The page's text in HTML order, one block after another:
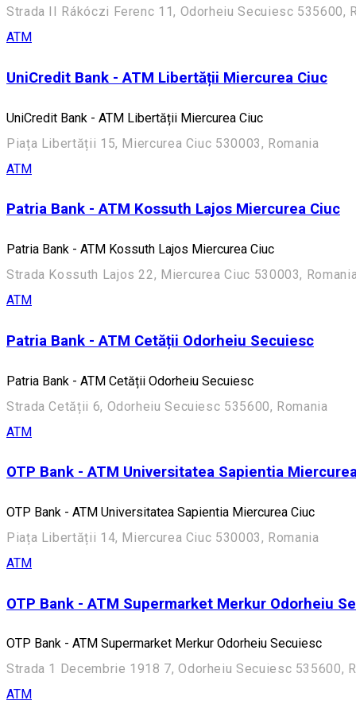
Strada II Rákóczi Ferenc 11, Odorheiu Secuiesc 535600,
ATM
UniCredit Bank - ATM Libertății Miercurea Ciuc
UniCredit Bank - ATM Libertății Miercurea Ciuc
Piața Libertății 15, Miercurea Ciuc 530003, Romania
ATM
Patria Bank - ATM Kossuth Lajos Miercurea Ciuc
Patria Bank - ATM Kossuth Lajos Miercurea Ciuc
Strada Kossuth Lajos 22, Miercurea Ciuc 530003,
ATM
Patria Bank - ATM Cetății Odorheiu Secuiesc
Patria Bank - ATM Cetății Odorheiu Secuiesc
Strada Cetății 6, Odorheiu Secuiesc 535600, Romania
ATM
OTP Bank - ATM Universitatea Sapientia
OTP Bank - ATM Universitatea Sapientia Miercurea Ciuc
Piața Libertății 14, Miercurea Ciuc 530003, Romania
ATM
OTP Bank - ATM Supermarket Merkur Odorheiu
OTP Bank - ATM Supermarket Merkur Odorheiu Secuiesc
Strada 1 Decembrie 1918 7, Odorheiu Secuiesc 535600,
ATM